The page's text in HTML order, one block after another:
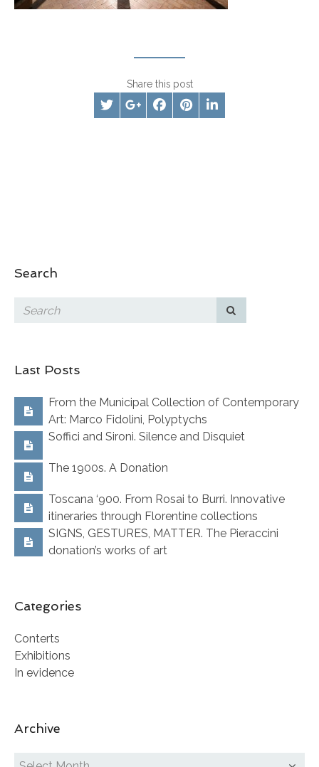
Share this post
Search
Last Posts
From the Municipal Collection of Contemporary
Art: Marco Fidolini, Polyptychs
Soffici and Sironi. Silence and Disquiet
The 1900s. A Donation
Toscana ‘900. From Rosai to Burri. Innovative
itineraries through Florentine collections
SIGNS, GESTURES, MATTER. The Pieraccini
donation’s works of art
Categories
Conterts
Exhibitions
In evidence
Archive